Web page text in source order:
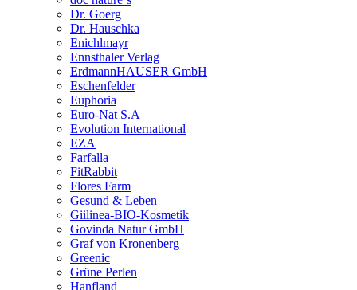
Dr. Goerg
Dr. Hauschka
Enichlmayr
Ennsthaler Verlag
ErdmannHAUSER GmbH
Eschenfelder
Euphoria
Euro-Nat S.A
Evolution International
EZA
Farfalla
FitRabbit
Flores Farm
Gesund & Leben
Giilinea-BIO-Kosmetik
Govinda Natur GmbH
Graf von Kronenberg
Greenic
Grüne Perlen
Hanfland